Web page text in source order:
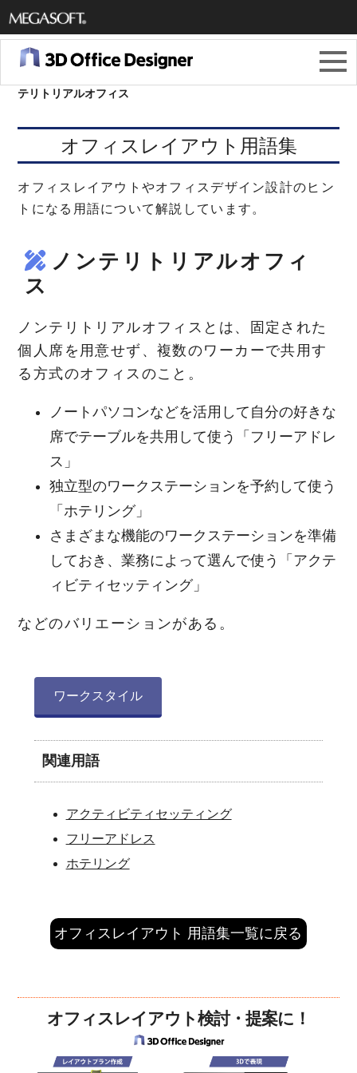
メガソ
フト株
式会社
テリトリアルオフィス
オフィスレイアウト用語集
オフィスレイアウトやオフィスデザイン設計のヒン
トになる用語について解説しています。
ノンテリトリアルオフィ
ス
ノンテリトリアルオフィスとは、固定された
個人席を用意せず、複数のワーカーで共用す
る方式のオフィスのこと。
ノートパソコンなどを活用して自分の好きな
席でテーブルを共用して使う「フリーアドレ
ス」
独立型のワークステーションを予約して使う
「ホテリング」
さまざまな機能のワークステーションを準備
しておき、業務によって選んで使う「アクテ
ィビティセッティング」
などのバリエーションがある。
ワークスタイル
関連用語
アクティビティセッティング
フリーアドレス
ホテリング
オフィスレイアウト 用語集一覧に戻る
オフィスレイアウト検討・提案に！